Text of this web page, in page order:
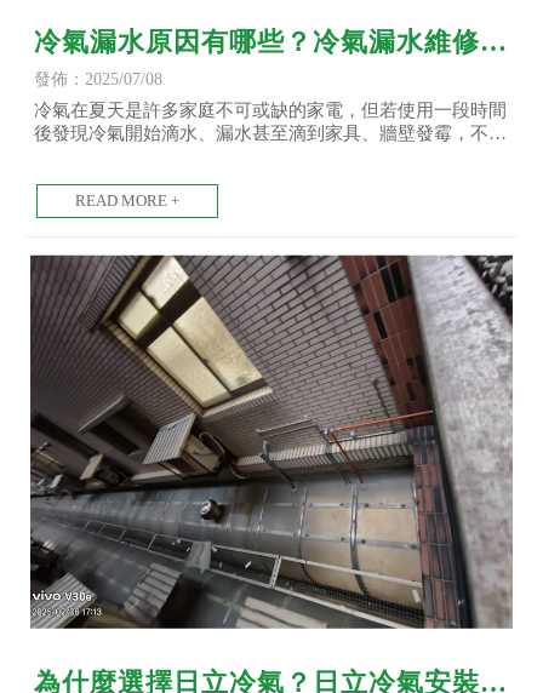
冷氣漏水原因有哪些？冷氣漏水維修常
見問題與處理方式-冷氣維修/台北冷氣
維修/土城冷氣維修
發佈：2025/07/08
冷氣在夏天是許多家庭不可或缺的家電，但若使用一段時間
後發現冷氣開始滴水、漏水甚至滴到家具、牆壁發霉，不但
為什麼選擇日立冷氣？日立冷氣安裝特